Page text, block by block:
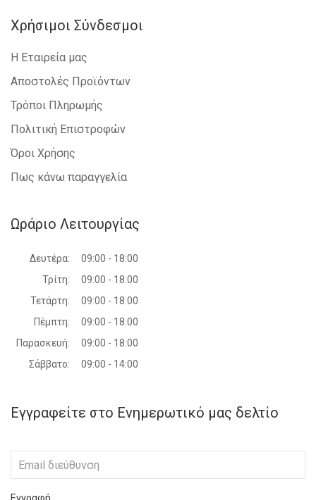
Χρήσιμοι Σύνδεσμοι
Η Εταιρεία μας
Αποστολές Προϊόντων
Τρόποι Πληρωμής
Πολιτική Επιστροφών
Όροι Χρήσης
Πως κάνω παραγγελία
Ωράριο Λειτουργίας
Δευτέρα:
09:00 - 18:00
Τρίτη:
09:00 - 18:00
Τετάρτη:
09:00 - 18:00
Πέμπτη:
09:00 - 18:00
Παρασκευή:
09:00 - 18:00
Σάββατο:
09:00 - 14:00
Εγγραφείτε στο Ενημερωτικό μας δελτίο